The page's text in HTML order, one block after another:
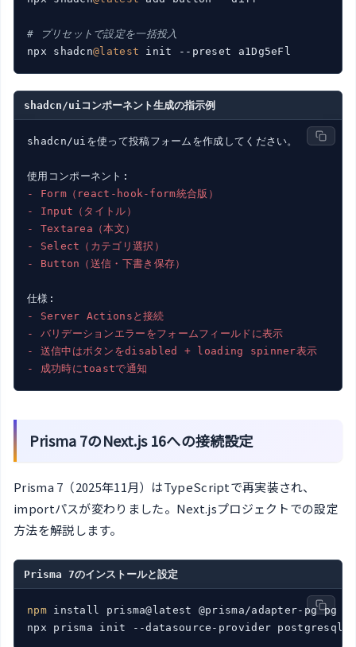
# プリセットで設定を一括投入
npx shadcn@latest init --preset a1Dg5eFl
shadcn/uiコンポーネント生成の指示例
shadcn/uiを使って投稿フォームを作成してください。
- Form（react-hook-form統合版）
- Input（タイトル）
- Textarea（本文）
- Select（カテゴリ選択）
- Button（送信・下書き保存）
- Server Actionsと接続
- バリデーションエラーをフォームフィールドに表示
- 送信中はボタンをdisabled + loading spinner表示
- 成功時にtoastで通知
Prisma 7のNext.js 16への接続設定
Prisma 7（2025年11月）はTypeScriptで再実装され、
importパスが変わりました。Next.jsプロジェクトでの設定
方法を解説します。
Prisma 7のインストールと設定
npm install prisma@latest @prisma/adapter-pg pg
npx prisma init --datasource-provider postgresql